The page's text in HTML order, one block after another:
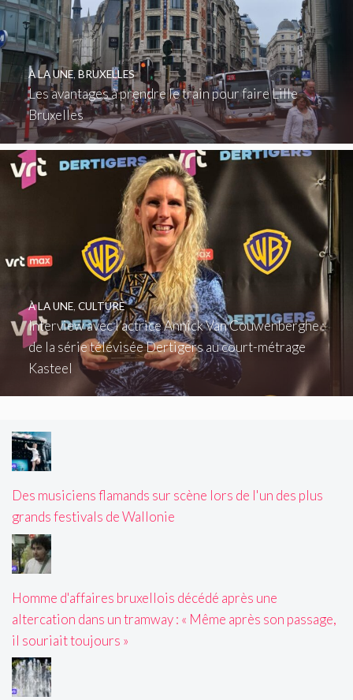
Les avantages à prendre le train pour faire Lille
Bruxelles
À LA UNE, BRUXELLES
Interview avec l’actrice Annick Van Couwenberghe :
de la série télévisée Dertigers au court-métrage
Kasteel
À LA UNE, CULTURE
Des musiciens flamands sur scène lors de l'un des plus
grands festivals de Wallonie
Homme d'affaires bruxellois décédé après une
altercation dans un tramway : « Même après son passage,
il souriait toujours »